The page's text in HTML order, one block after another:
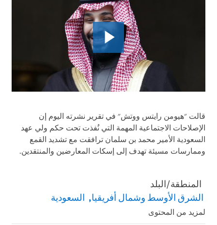
قالت "هيومن رايتس ووتش" في تقرير نشرته اليوم إن
الإصلاحات الاجتماعية المهمة التي نُفذت تحت حكم ولي عهد
السعودية الأمير محمد بن سلمان ترافقت مع تشديد القمع
وممارسات مسيئة تهدف إلى إسكات المعارضين والمنتقدين.
المنطقة/البلد
الشرق الأوسط وشمال أفريقيا السعودية
لمزيد من المحتوى